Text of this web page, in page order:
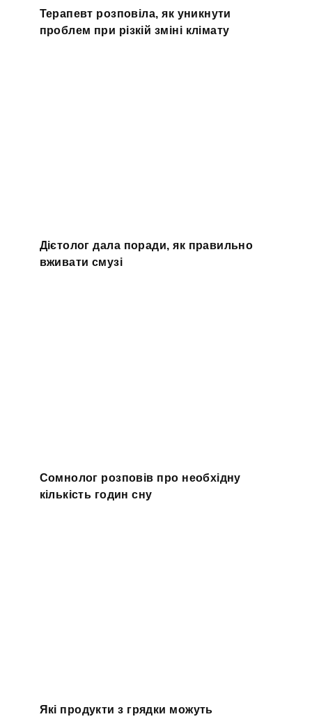
Терапевт розповіла, як уникнути
проблем при різкій зміні клімату
Дієтолог дала поради, як правильно
вживати смузі
Сомнолог розповів про необхідну
кількість годин сну
Які продукти з грядки можуть